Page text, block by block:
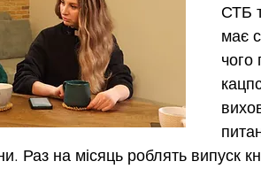
СТБ
має
чого
Раз на місяць роблять випуск